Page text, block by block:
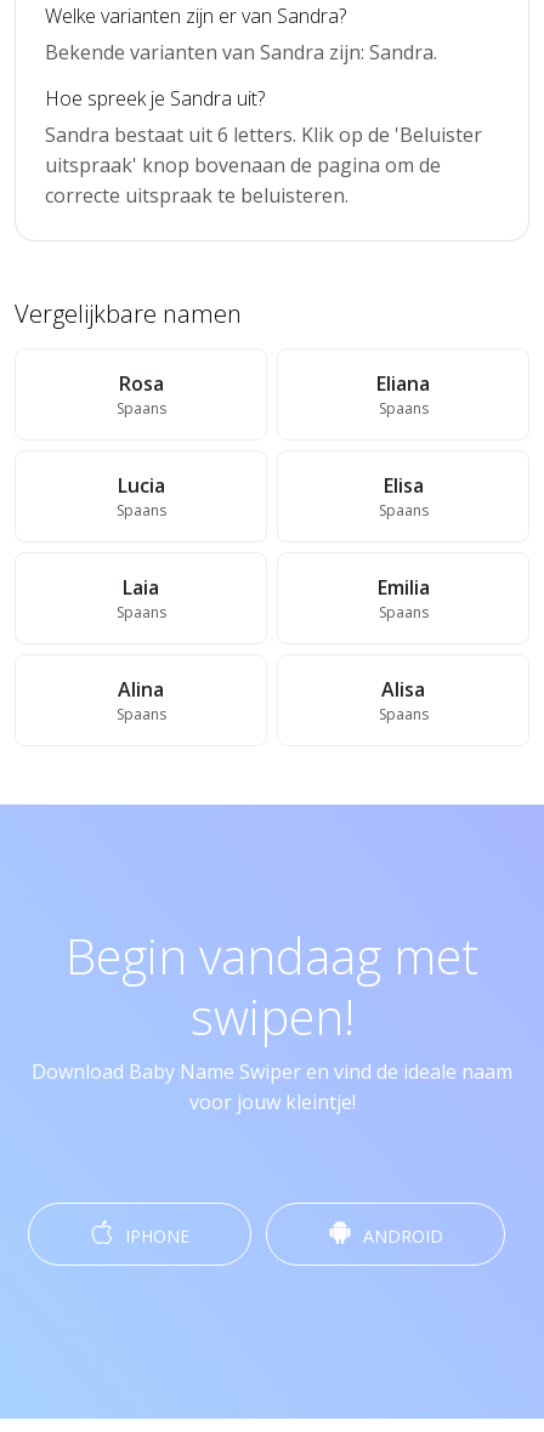
Welke varianten zijn er van Sandra?
Bekende varianten van Sandra zijn: Sandra.
Hoe spreek je Sandra uit?
Sandra bestaat uit 6 letters. Klik op de 'Beluister
uitspraak' knop bovenaan de pagina om de
correcte uitspraak te beluisteren.
Vergelijkbare namen
Rosa
Spaans
Eliana
Spaans
Lucia
Spaans
Elisa
Spaans
Laia
Spaans
Emilia
Spaans
Alina
Spaans
Alisa
Spaans
Begin vandaag met
swipen!
Download Baby Name Swiper en vind de ideale naam
voor jouw kleintje!
IPHONE ANDROID